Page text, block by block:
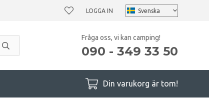
LOGGA IN
Fråga oss, vi kan camping!
090 - 349 33 50
Din varukorg är tom!